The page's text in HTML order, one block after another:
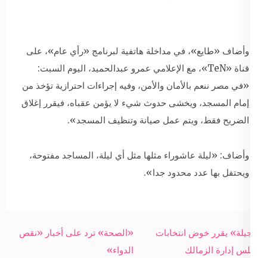
وأضاف «طايع»، في مداخلة هاتفية لبرنامج «رأي عام»، على
قناة «TeN»، مع الإعلامي عمرو عبدالحميد، اليوم السبت:
«في مصر ننعم بالأمان والأمن، وفيه إجراءات احترازية تؤخذ من
إمام المسجد، ويخشى حدوث شيء لا يؤمن عقباه، فيقرر إغلاق
الضريح فقط، ويتم عمل صيانة وتنظيف المسجد».
وأضاف: «ليلة عاشوراء مثلها مثل أي ليلة، المساجد مفتوحة،
ويحتفل بها عدد محدود جدا».
Post
navigation
«الصحة» ترد على أخبار «نقص
الدواء»
«نجيلة» يقرر خوض انتخابات
مجلس إدارة الزمالك